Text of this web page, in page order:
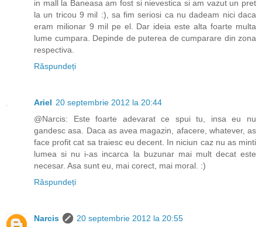
in mall la Baneasa am fost si nievestica si am vazut un pret
la un tricou 9 mil :), sa fim seriosi ca nu dadeam nici daca
eram milionar 9 mil pe el. Dar ideia este alta foarte multa
lume cumpara. Depinde de puterea de cumparare din zona
respectiva.
Răspundeți
Ariel 20 septembrie 2012 la 20:44
@Narcis: Este foarte adevarat ce spui tu, insa eu nu
gandesc asa. Daca as avea magazin, afacere, whatever, as
face profit cat sa traiesc eu decent. In niciun caz nu as minti
lumea si nu i-as incarca la buzunar mai mult decat este
necesar. Asa sunt eu, mai corect, mai moral. :)
Răspundeți
Narcis 20 septembrie 2012 la 20:55